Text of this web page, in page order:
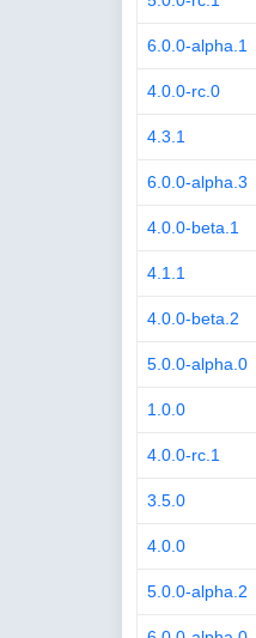
6.0.0-alpha.1
4.0.0-rc.0
4.3.1
6.0.0-alpha.3
4.0.0-beta.1
4.1.1
4.0.0-beta.2
5.0.0-alpha.0
1.0.0
4.0.0-rc.1
3.5.0
4.0.0
5.0.0-alpha.2